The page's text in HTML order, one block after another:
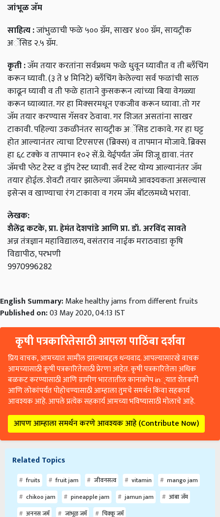
जांभूळजॅम
साहित्य:जांभुळाची फळे ५०० ग्रॅम,साखर ४०० ग्रॅम,सायट्रीक
अॅसिड २.५ ग्रॅम.
कृती:जॅम तयार करतांना सर्वप्रथम फळे धुवून घ्यावीत व ती ब्लँचिंग
करून घ्यावी. (३ ते ४ मिनिटे) ब्लँचिंग केलेल्या सर्व फळांची साल
काढून घ्यावी व ती फळे हाताने कुसकरून त्यांच्या बिया वेगळ्या
करून घ्याव्यात. गर हा मिक्‍सरमधून एकजीव करून घ्यावा. तो गर
जॅम तयार करण्यास गॅसवर ठेवावा. गर शिजत असतांना साखर
टाकावी. पहिल्या उकळीनंतर सायट्रीक अॅसिड टाकावे. गर हा घट्ट
होत आल्यानंतर त्याचा टिएसएस (ब्रिक्स) व तापमान मोजावे. ब्रिक्स
हा ६८ टक्के व तापमान १०२ सें.ग्रे. येईपर्यंत जॅम शिजू द्यावा. नंतर
जॅमची प्लेट टेस्ट व ड्रॉप टेस्ट घ्यावी. सर्व टेस्ट योग्य आल्यानंतर जॅम
तयार होईल. शेवटी तयार झालेल्या जॅममध्ये आवश्यकता असल्यास
इसेन्स व खाण्याचा रंग टाकावा व गरम जॅम बॉटलमध्ये भरावा.
लेखक:
शैलेंद्र कटके, प्रा. हेमंत देशपांडे आणि प्रा. डॉ. अरविंद सावते
अन्न तंत्रज्ञान महाविद्यालय, वसंतराव नाईक मराठवाडा कृषि
विद्यापीठ, परभणी
9970996282
English Summary:Make healthy jams from different fruits
Published on:03 May 2020, 04:13 IST
कृषी पत्रकारितेसाठी आपला पाठिंबा दर्शवा
प्रिय वाचक, आमच्यात सामील झाल्याबद्दल धन्यवाद. आपल्यासारखे वाचक
आमच्यासाठी कृषी पत्रकारितेसाठी प्रेरणा आहेत. कृषी पत्रकारितेला अधिक
बळकट करण्यासाठी आणि ग्रामीण भारतातील कानाकोप in्यात शेतकरी
आणि लोकांपर्यंत पोहोचण्यासाठी आम्हाला तुमचे समर्थन किंवा सहकार्य
आवश्यक आहे. आपले प्रत्येक सहकार्य आमच्या भविष्यासाठी मोलाचे आहे.
आपण आम्हाला समर्थन करणे आवश्यक आहे (Contribute Now)
Related Topics
fruits fruit jam जीवनसत्व vitamin
mango jam
chikoo jam
pineapple jam jamun jam
आंबा जॅम
अननस जमॅ
जांभूळ जमॅ चिक्कू जमॅ